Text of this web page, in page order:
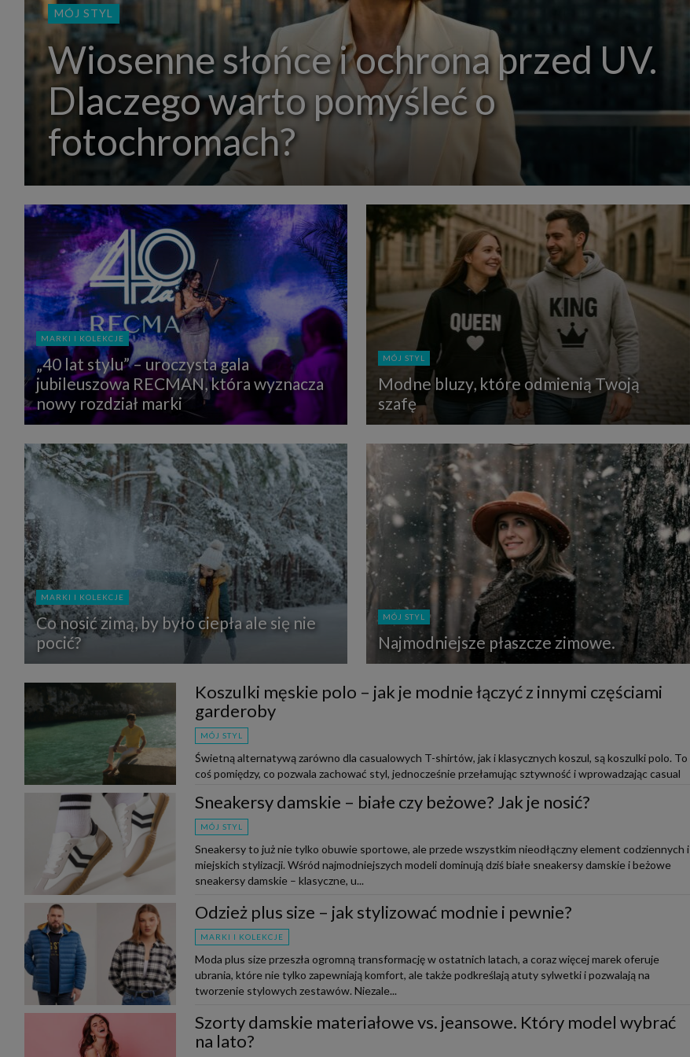
MÓJ STYL
Wiosenne słońce i ochrona przed UV.
Dlaczego warto pomyśleć o
fotochromach?
MARKI I KOLEKCJE
„40 lat stylu” – uroczysta gala
jubileuszowa RECMAN, która wyznacza
nowy rozdział marki
MÓJ STYL
Modne bluzy, które odmienią Twoją
szafę
MARKI I KOLEKCJE
Co nosić zimą, by było ciepła ale się nie
pocić?
MÓJ STYL
Najmodniejsze płaszcze zimowe.
Koszulki męskie polo – jak je modnie łączyć z innymi częściami
garderoby
MÓJ STYL
Świetną alternatywą zarówno dla casualowych T-shirtów, jak i klasycznych koszul, są koszulki polo. To
coś pomiędzy, co pozwala zachować styl, jednocześnie przełamując sztywność i wprowadzając casual
Sneakersy damskie – białe czy beżowe? Jak je nosić?
MÓJ STYL
Sneakersy to już nie tylko obuwie sportowe, ale przede wszystkim nieodłączny element codziennych i
miejskich stylizacji. Wśród najmodniejszych modeli dominują dziś białe sneakersy damskie i beżowe
sneakersy damskie – klasyczne, u...
Odzież plus size – jak stylizować modnie i pewnie?
MARKI I KOLEKCJE
Moda plus size przeszła ogromną transformację w ostatnich latach, a coraz więcej marek oferuje
ubrania, które nie tylko zapewniają komfort, ale także podkreślają atuty sylwetki i pozwalają na
tworzenie stylowych zestawów. Niezale...
Szorty damskie materiałowe vs. jeansowe. Który model wybrać
na lato?